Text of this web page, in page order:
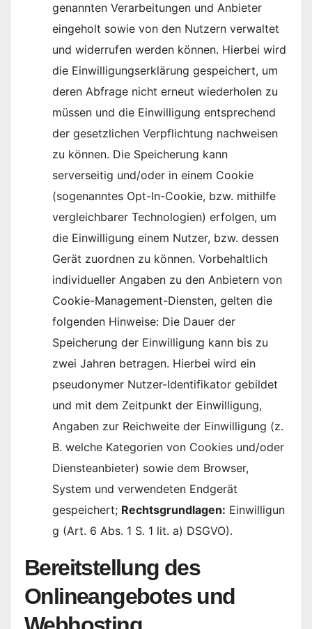
genannten Verarbeitungen und Anbieter
eingeholt sowie von den Nutzern verwaltet
und widerrufen werden können. Hierbei wird
die Einwilligungserklärung gespeichert, um
deren Abfrage nicht erneut wiederholen zu
müssen und die Einwilligung entsprechend
der gesetzlichen Verpflichtung nachweisen
zu können. Die Speicherung kann
serverseitig und/oder in einem Cookie
(sogenanntes Opt-In-Cookie, bzw. mithilfe
vergleichbarer Technologien) erfolgen, um
die Einwilligung einem Nutzer, bzw. dessen
Gerät zuordnen zu können. Vorbehaltlich
individueller Angaben zu den Anbietern von
Cookie-Management-Diensten, gelten die
folgenden Hinweise: Die Dauer der
Speicherung der Einwilligung kann bis zu
zwei Jahren betragen. Hierbei wird ein
pseudonymer Nutzer-Identifikator gebildet
und mit dem Zeitpunkt der Einwilligung,
Angaben zur Reichweite der Einwilligung (z.
B. welche Kategorien von Cookies und/oder
Diensteanbieter) sowie dem Browser,
System und verwendeten Endgerät
gespeichert; Rechtsgrundlagen: Einwilligun
g (Art. 6 Abs. 1 S. 1 lit. a) DSGVO).
Bereitstellung des
Onlineangebotes und